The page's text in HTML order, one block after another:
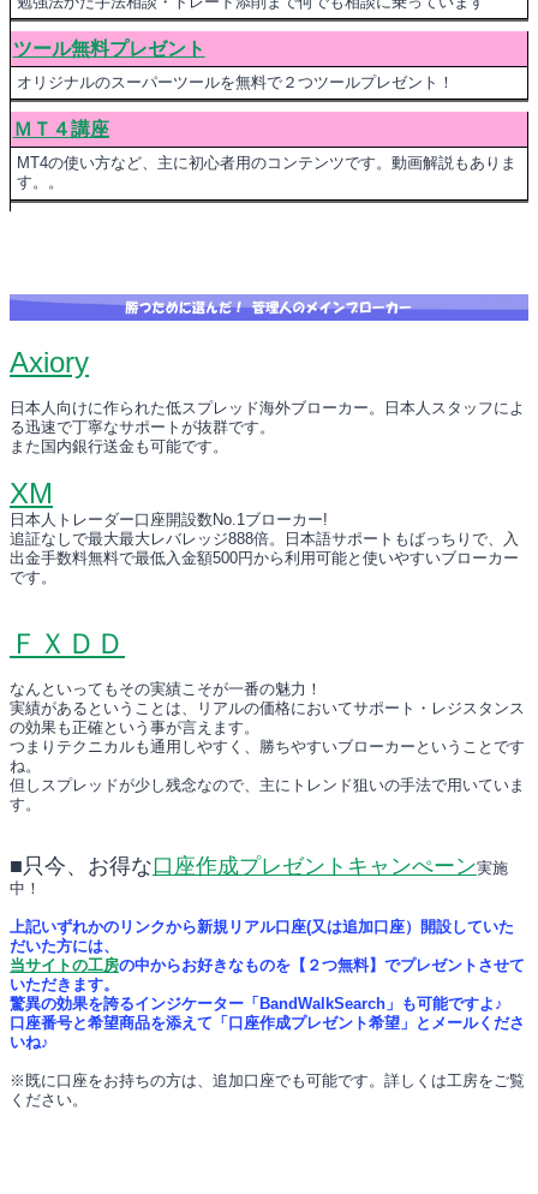
ツール無料プレゼント
オリジナルのスーパーツールを無料で２つツールプレゼント！
ＭＴ４講座
MT4の使い方など、主に初心者用のコンテンツです。動画解説もありま
す。。
Axiory
日本人向けに作られた低スプレッド海外ブローカー。日本人スタッフによ
る迅速で丁寧なサポートが抜群です。
また国内銀行送金も可能です。
XM
日本人トレーダー口座開設数No.1ブローカー!
追証なしで最大最大レバレッジ888倍。日本語サポートもばっちりで、入
出金手数料無料で最低入金額500円から利用可能と使いやすいブローカー
です。
ＦＸＤＤ
なんといってもその実績こそが一番の魅力！
実績があるということは、リアルの価格においてサポート・レジスタンス
の効果も正確という事が言えます。
つまりテクニカルも通用しやすく、勝ちやすいブローカーということです
ね。
但しスプレッドが少し残念なので、主にトレンド狙いの手法で用いていま
す。
■只今、お得な口座作成プレゼントキャンぺーン実施
中！
上記いずれかのリンクから新規リアル口座(又は追加口座）開設していた
だいた方には、
当サイトの工房の中からお好きなものを【２つ無料】でプレゼントさせて
いただきます。
驚異の効果を誇るインジケーター「BandWalkSearch」も可能ですよ♪
口座番号と希望商品を添えて「口座作成プレゼント希望」とメールくださ
いね♪
※既に口座をお持ちの方は、追加口座でも可能です。詳しくは工房をご覧
ください。